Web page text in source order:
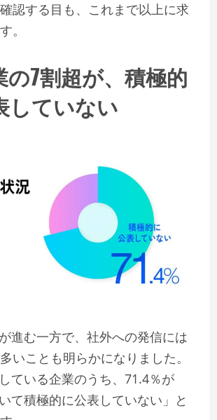
認する目も、これまで以上に求
。
の7割超が、積極的
していない
進む一方で、社外への発信には
いことも明らかになりました。
ている企業のうち、71.4％が
て積極的に公表していない」と